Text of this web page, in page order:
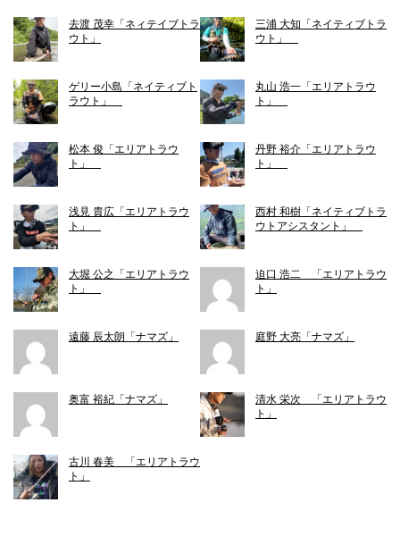
去渡 茂幸「ネィテイブトラ
ウト」
三浦 大知「ネイティブトラ
ウト」
ゲリー小島「ネイティブト
ラウト」
丸山 浩一「エリアトラウ
ト」
松本 俊「エリアトラウ
ト」
丹野 裕介「エリアトラウ
ト」
浅見 貴広「エリアトラウ
ト」
西村 和樹「ネイティブトラ
ウトアシスタント」
大堀 公之「エリアトラウ
ト」
迫口 浩二 「エリアトラウ
ト」
遠藤 辰太朗「ナマズ」 庭野 大亮「ナマズ」
奥富 裕紀「ナマズ」
清水 栄次 「エリアトラウ
ト」
古川 春美 「エリアトラウ
ト」